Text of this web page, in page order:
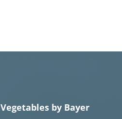
Vegetables by Bayer